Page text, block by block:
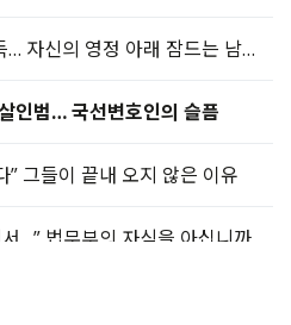
냉장고에 글이 가득… 자신의 영정 아래 잠드는 남자
인범… 국선변호인의 슬픔
” 그들이 끝내 오지 않은 이유
…” 법무부의 자식을 아십니까